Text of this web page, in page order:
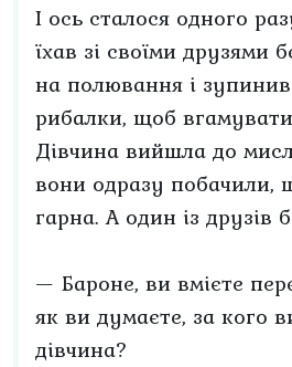
І ось сталося одного
їхав зі своїми друзями
на полювання і
рибалки, щоб
Дівчина вийшла до
вони одразу побачили,
гарна. А один із друзів
— Бароне, ви вмієте
як ви думаєте, за кого
дівчина?